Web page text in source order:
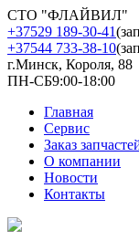
СТО "ФЛАЙВИЛ"
+37529 189-30-41
+37544 733-38-10
г.Минск, Короля, 88
ПН-СБ9:00-18:00
Главная
Сервис
Заказ
О компании
Новости
Контакты